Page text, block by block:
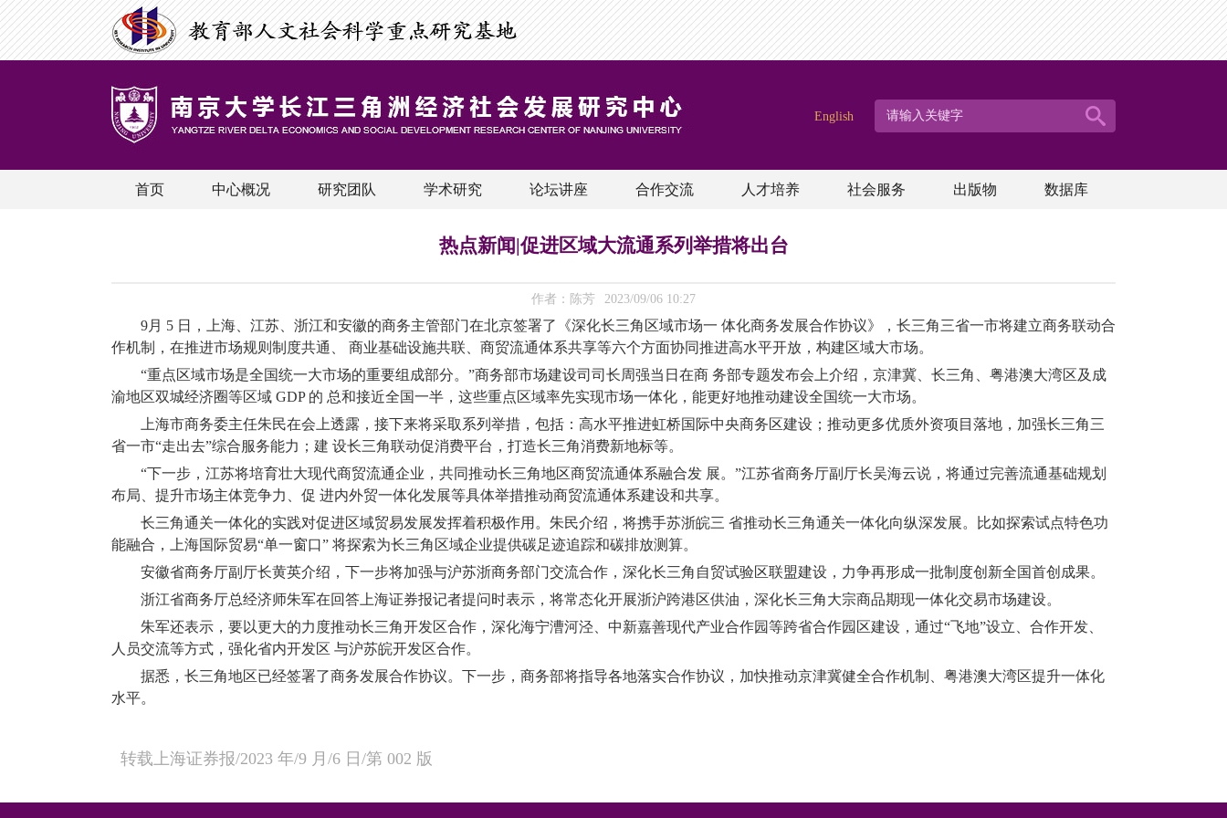
English
首页 中心概况 研究团队 学术研究 论坛讲座 合作交流 人才培养 社会服务 出版物 数据库
热点新闻|促进区域大流通系列举措将出台
作者：陈芳 2023/09/06 10:27
9月 5 日，上海、江苏、浙江和安徽的商务主管部门在北京签署了《深化长三角区域市场一 体化商务发展合作协议》，长三角三省一市将建立商务联动合
作机制，在推进市场规则制度共通、 商业基础设施共联、商贸流通体系共享等六个方面协同推进高水平开放，构建区域大市场。
“重点区域市场是全国统一大市场的重要组成部分。”商务部市场建设司司长周强当日在商 务部专题发布会上介绍，京津冀、长三角、粤港澳大湾区及成
渝地区双城经济圈等区域 GDP 的 总和接近全国一半，这些重点区域率先实现市场一体化，能更好地推动建设全国统一大市场。
上海市商务委主任朱民在会上透露，接下来将采取系列举措，包括：高水平推进虹桥国际中央商务区建设；推动更多优质外资项目落地，加强长三角三
省一市“走出去”综合服务能力；建 设长三角联动促消费平台，打造长三角消费新地标等。
“下一步，江苏将培育壮大现代商贸流通企业，共同推动长三角地区商贸流通体系融合发 展。”江苏省商务厅副厅长吴海云说，将通过完善流通基础规划
布局、提升市场主体竞争力、促 进内外贸一体化发展等具体举措推动商贸流通体系建设和共享。
长三角通关一体化的实践对促进区域贸易发展发挥着积极作用。朱民介绍，将携手苏浙皖三 省推动长三角通关一体化向纵深发展。比如探索试点特色功
能融合，上海国际贸易“单一窗口” 将探索为长三角区域企业提供碳足迹追踪和碳排放测算。
安徽省商务厅副厅长黄英介绍，下一步将加强与沪苏浙商务部门交流合作，深化长三角自贸试验区联盟建设，力争再形成一批制度创新全国首创成果。
浙江省商务厅总经济师朱军在回答上海证券报记者提问时表示，将常态化开展浙沪跨港区供油，深化长三角大宗商品期现一体化交易市场建设。
朱军还表示，要以更大的力度推动长三角开发区合作，深化海宁漕河泾、中新嘉善现代产业合作园等跨省合作园区建设，通过“飞地”设立、合作开发、
人员交流等方式，强化省内开发区 与沪苏皖开发区合作。
据悉，长三角地区已经签署了商务发展合作协议。下一步，商务部将指导各地落实合作协议，加快推动京津冀健全合作机制、粤港澳大湾区提升一体化
水平。
转载上海证券报/2023 年/9 月 /6 日 /第 002 版